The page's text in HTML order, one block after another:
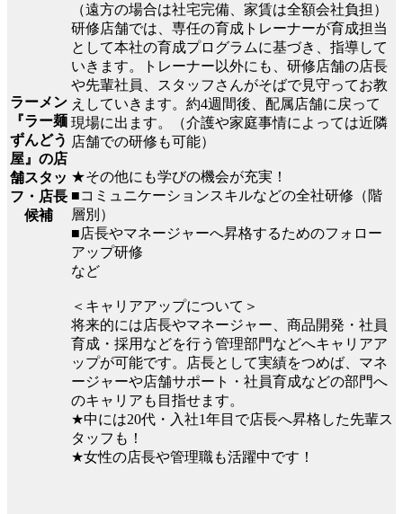
ラーメン
『ラー麺
ずんどう
屋』の店
舗スタッ
フ・店長
候補
（遠方の場合は社宅完備、家賃は全額会社負担）
研修店舗では、専任の育成トレーナーが育成担当
として本社の育成プログラムに基づき、指導して
いきます。トレーナー以外にも、研修店舗の店長
や先輩社員、スタッフさんがそばで見守ってお教
えしていきます。約4週間後、配属店舗に戻って
現場に出ます。（介護や家庭事情によっては近隣
店舗での研修も可能）
★その他にも学びの機会が充実！
■コミュニケーションスキルなどの全社研修（階
層別）
■店長やマネージャーへ昇格するためのフォロー
アップ研修
など
＜キャリアアップについて＞
将来的には店長やマネージャー、商品開発・社員
育成・採用などを行う管理部門などへキャリアア
ップが可能です。店長として実績をつめば、マネ
ージャーや店舗サポート・社員育成などの部門へ
のキャリアも目指せます。
★中には20代・入社1年目で店長へ昇格した先輩ス
タッフも！
★女性の店長や管理職も活躍中です！